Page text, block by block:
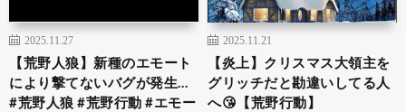
2025.11.27
【荒野人狼】新種のエモート
により撃てないバグが発生…
#荒野人狼 #荒野行動 #エモー
2025.11.21
【炎上】クリスマス大領主を
グリッチだと勘違いしてる人
へ😘【荒野行動】